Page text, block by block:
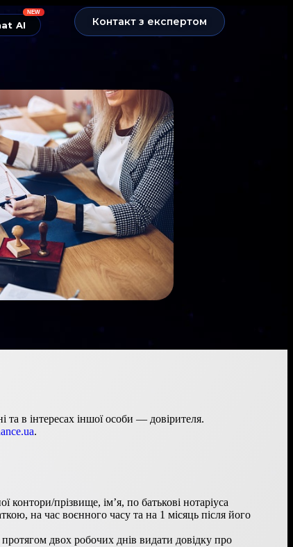
AI
NEW
Контакт з експертом
в інтересах іншої особи — довірителя.
.
контори/прізвище, ім’я, по батькові нотаріуса
на час воєнного часу та на 1 місяць після його
протягом двох робочих днів видати довідку про